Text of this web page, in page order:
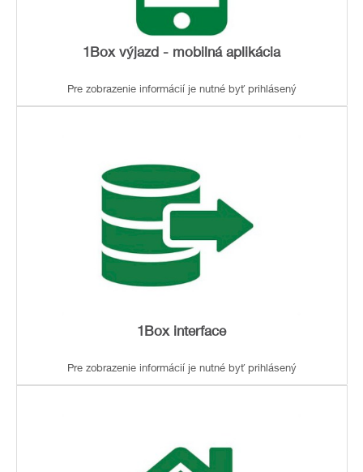
1Box výjazd - mobilná aplikácia
Pre zobrazenie informácií je nutné byť prihlásený
1Box interface
Pre zobrazenie informácií je nutné byť prihlásený